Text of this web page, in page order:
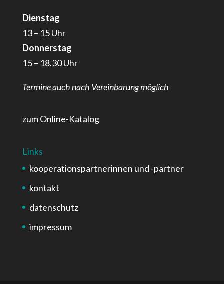
Dienstag
13 – 15 Uhr
Donnerstag
15 – 18.30 Uhr
Termine auch nach Vereinbarung möglich
zum Online-Katalog
Links
kooperationspartnerinnen und -partner
kontakt
datenschutz
impressum